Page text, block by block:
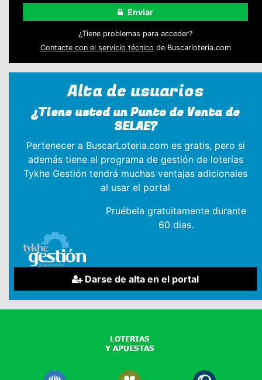
Enviar
¿Tiene problemas para acceder?
Contacte con el servicio técnico de Buscarloteria.com
Alta de usuarios
¿Tiene usted un Punto de Venta de
SELAE?
Pertenecer a BuscarLoteria.com es gratis, pero si
además tiene el programa de gestión de loterías
Tykhe Gestión tendrá muchas ventajas adicionales
al usar el portal
Pruébela gratuitamente durante
60 dias.
Darse de alta en el portal